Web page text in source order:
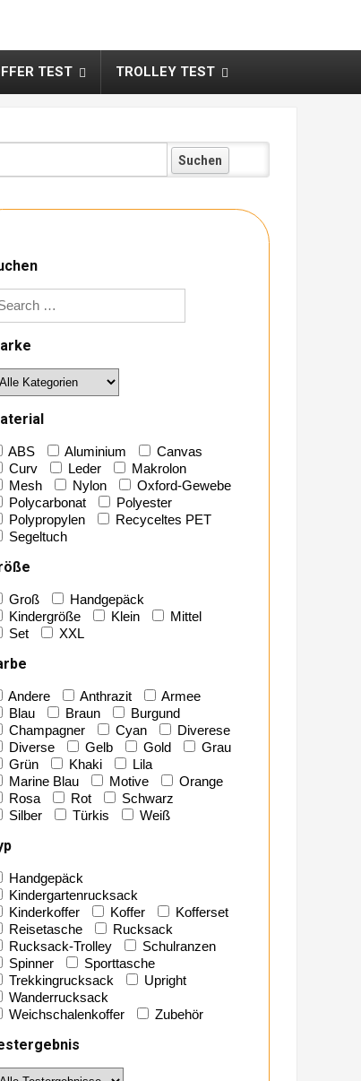
TEST TROLLEY TEST
ABS Aluminium
Canvas
Curv
Leder
Makrolon
Mesh
Nylon
Oxford-Gewebe
Polycarbonat
Polyester
Polypropylen
Recyceltes PET
Segeltuch
Groß
Handgepäck
Kindergröße
Klein
Mittel
Set
XXL
Andere Anthrazit
Armee
Blau
Braun
Burgund
Champagner
Cyan
Diverese
Diverse
Gelb Gold
Grau
Grün
Khaki
Lila
Marine Blau
Motive
Orange
Rosa
Rot
Schwarz
Silber
Türkis Weiß
Handgepäck
Kindergartenrucksack
Kinderkoffer
Koffer
Kofferset
Reisetasche
Rucksack
Rucksack-Trolley
Schulranzen
Spinner
Sporttasche
Trekkingrucksack
Upright
Wanderrucksack
Weichschalenkoffer
Zubehör